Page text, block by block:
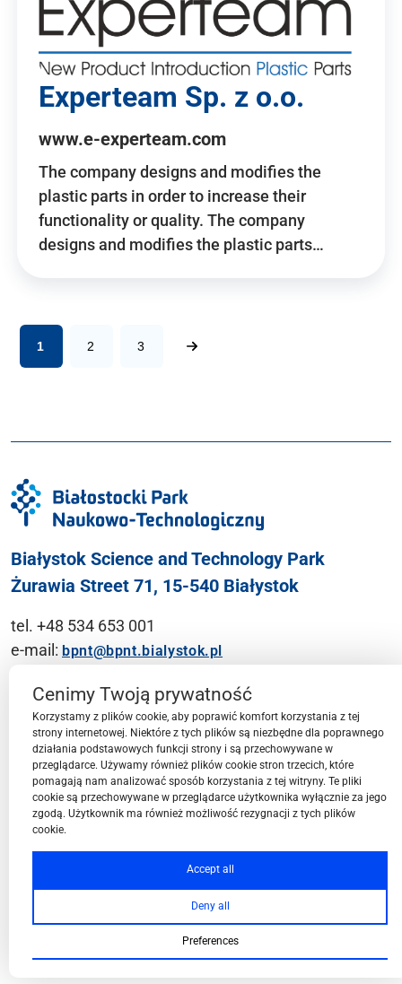
Experteam Sp. z o.o.
www.e-experteam.com
The company designs and modifies the
plastic parts in order to increase their
functionality or quality. The company
designs and modifies the plastic parts…
1 2 3
Białystok Science and Technology Park
Żurawia Street 71, 15-540 Białystok
tel. +48 534 653 001
e-mail: bpnt@bpnt.bialystok.pl
Contact
BPN-T Area
BPN-T Offer
Cenimy Twoją prywatność
Korzystamy z plików cookie, aby poprawić komfort korzystania z tej
strony internetowej. Niektóre z tych plików są niezbędne dla poprawnego
działania podstawowych funkcji strony i są przechowywane w
przeglądarce. Używamy również plików cookie stron trzecich, które
pomagają nam analizować sposób korzystania z tej witryny. Te pliki
cookie są przechowywane w przeglądarce użytkownika wyłącznie za jego
zgodą. Użytkownik ma również możliwość rezygnacji z tych plików
cookie.
Accept all
Deny all
Preferences